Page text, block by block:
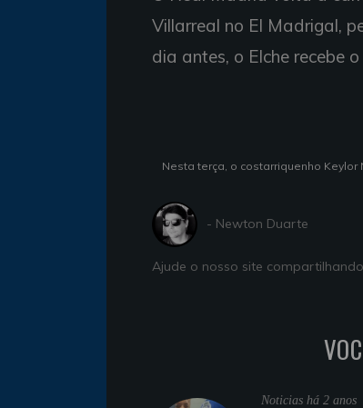
Villarreal no El Madrigal,
dia antes, o Elche recebe
Nesta terça, o costarriquenho
- Newton Duarte
Ajude o nosso site
Noticias há 2 anos